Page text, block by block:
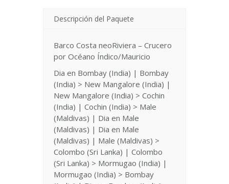
Descripción del Paquete
Barco Costa neoRiviera – Crucero
por Océano Índico/Mauricio
Dia en Bombay (India) | Bombay
(India) > New Mangalore (India) |
New Mangalore (India) > Cochin
(India) | Cochin (India) > Male
(Maldivas) | Dia en Male
(Maldivas) | Dia en Male
(Maldivas) | Male (Maldivas) >
Colombo (Sri Lanka) | Colombo
(Sri Lanka) > Mormugao (India) |
Mormugao (India) > Bombay